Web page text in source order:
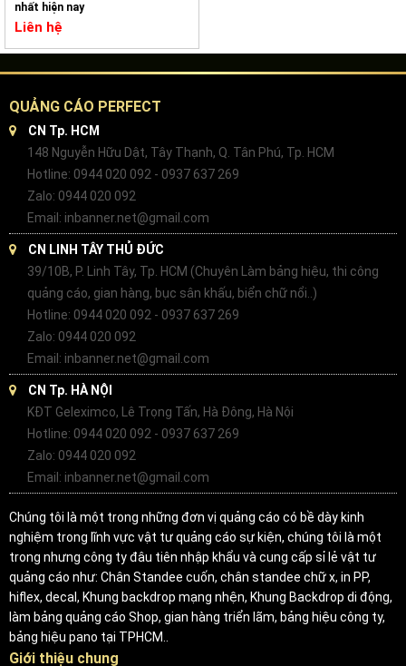
nhất hiện nay
Liên hệ
QUẢNG CÁO PERFECT
CN Tp. HCM
148 Nguyễn Hữu Dật, Tây Thạnh, Q. Tân Phú, Tp. HCM
Hotline: 0944 020 092 - 0937 637 269
Zalo: 0944 020 092
Email: inbanner.net@gmail.com
CN LINH TÂY THỦ ĐỨC
39/10B, P. Linh Tây, Tp. HCM (Chuyên Làm bảng hiệu, thi công
quảng cáo, gian hàng, bục sân khấu, biển chữ nổi..)
Hotline: 0944 020 092 - 0937 637 269
Zalo: 0944 020 092
Email: inbanner.net@gmail.com
CN Tp. HÀ NỘI
KĐT Geleximco, Lê Trọng Tấn, Hà Đông, Hà Nội
Hotline: 0944 020 092 - 0937 637 269
Zalo: 0944 020 092
Email: inbanner.net@gmail.com
Chúng tôi là một trong những đơn vị quảng cáo có bề dày kinh
nghiệm trong lĩnh vực vật tư quảng cáo sự kiện, chúng tôi là một
trong nhưng công ty đâu tiên nhập khẩu và cung cấp sỉ lẻ vật tư
quảng cáo như: Chân Standee cuốn, chân standee chữ x, in PP,
hiflex, decal, Khung backdrop mạng nhện, Khung Backdrop di động,
làm bảng quảng cáo Shop, gian hàng triển lãm, bảng hiệu công ty,
bảng hiệu pano tại TPHCM..
Giới thiệu chung